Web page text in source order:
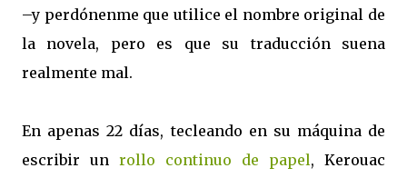
–y perdónenme que utilice el nombre original de
la novela, pero es que su traducción suena
realmente mal.
En apenas 22 días, tecleando en su máquina de
escribir un rollo continuo de papel, Kerouac